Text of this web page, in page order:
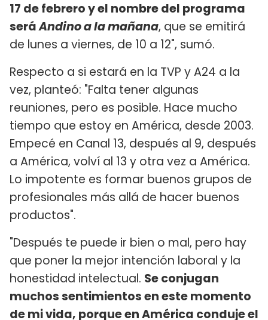
17 de febrero y el nombre del programa
seráAndino a la mañana, que se emitirá
de lunes a viernes, de 10 a 12", sumó.
Respecto a si estará en la TVP y A24 a la
vez, planteó: "Falta tener algunas
reuniones, pero es posible. Hace mucho
tiempo que estoy en América, desde 2003.
Empecé en Canal 13, después al 9, después
a América, volví al 13 y otra vez a América.
Lo impotente es formar buenos grupos de
profesionales más allá de hacer buenos
productos".
"Después te puede ir bien o mal, pero hay
que poner la mejor intención laboral y la
honestidad intelectual. Se conjugan
muchos sentimientos en este momento
de mi vida, porque en América conduje el